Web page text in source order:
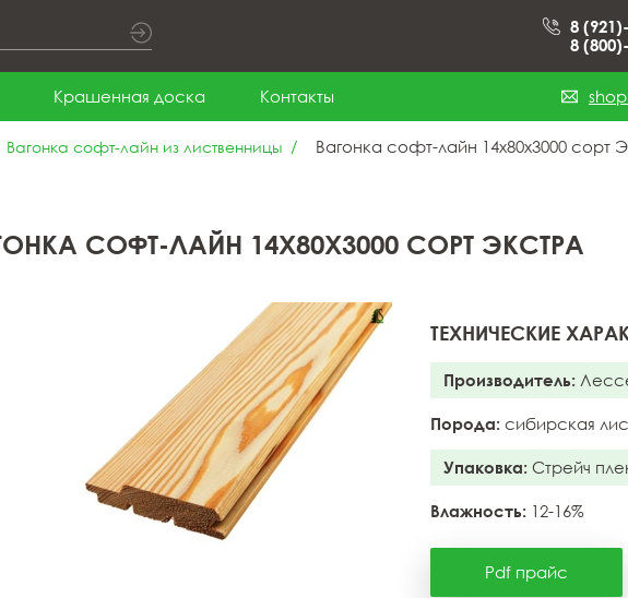
8
8
Крашенная доска Контакты
Вагонка cофт-лайн из лиственницы Вагонка cофт-лайн 14x80x3000 сорт
CОФТ-ЛАЙН 14X80X3000 СОРТ ЭКСТРА
ТЕХНИЧЕСКИЕ
Производитель:
Порода: сибирская
Упаковка: Стрейч
Влажность: 12-16%
Pdf прайс